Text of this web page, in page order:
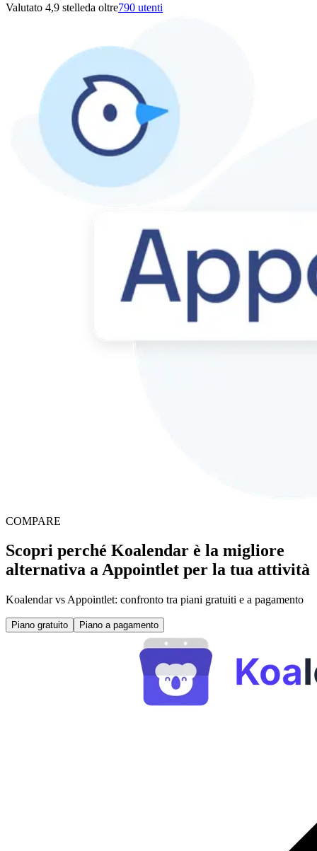
Valutato 4,9 stelleda oltre790 utenti
COMPARE
Scopri perché Koalendar è la migliore
alternativa a Appointlet per la tua attività
Koalendar vs Appointlet: confronto tra piani gratuiti e a pagamento
Piano gratuito Piano a pagamento